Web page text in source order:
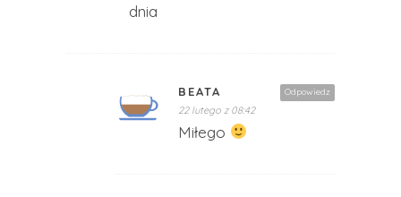
dnia
Odpowiedz
BEATA
22 lutego z 08:42
Miłego